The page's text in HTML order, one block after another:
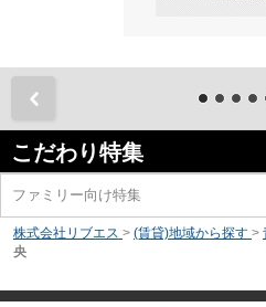
こだわり特集
ファミリー向け特集
株式会社リブエス > (賃貸)地域から探す >
央